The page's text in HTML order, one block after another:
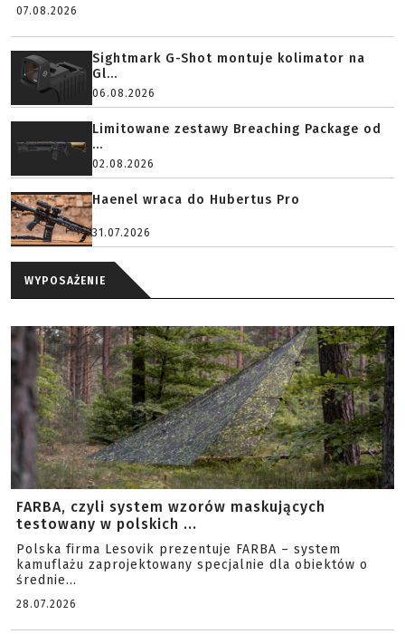
07.08.2026
Sightmark G-Shot montuje kolimator na
Gl...
06.08.2026
Limitowane zestawy Breaching Package od
...
02.08.2026
Haenel wraca do Hubertus Pro
31.07.2026
WYPOSAŻENIE
FARBA, czyli system wzorów maskujących
testowany w polskich ...
Polska firma Lesovik prezentuje FARBA – system
kamuflażu zaprojektowany specjalnie dla obiektów o
średnie...
28.07.2026